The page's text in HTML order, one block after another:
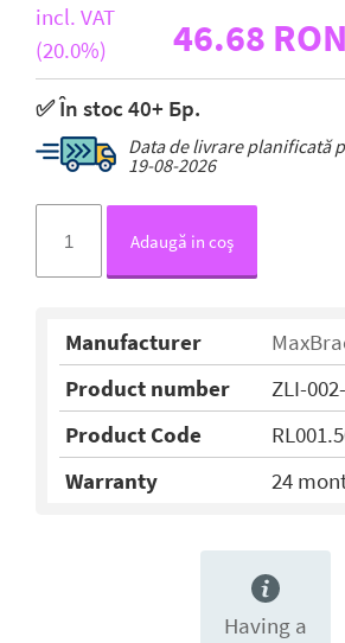
incl. VAT
(20.0%)
46.68 RON
✅ În stoc 40+ Бр.
Data de livrare planificată
19-08-2026
Adaugă in coş
Manufacturer
Product number
ZLI-
Product Code
Warranty
24
Having a